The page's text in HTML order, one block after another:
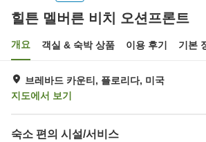
힐튼 멜버른 비치 오션프론트
개요 객실 & 숙박 상품 이용 후기 기본
브레바드 카운티, 플로리다, 미국
지도에서 보기
숙소 편의 시설/서비스